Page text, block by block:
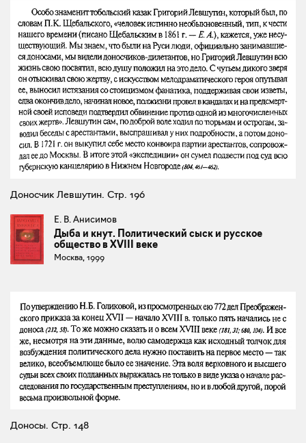
Доносчик Левшутин. Стр. 196
Е. В. Анисимов
Дыба и кнут. Политический сыск и русское
общество в XVIII веке
Москва, 1999
Доносы. Стр. 148